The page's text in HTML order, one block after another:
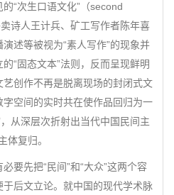
“次生口语文化”（second
诗人王计兵、矿工写作者陈年喜
述等被视为“素人写作”的现象并
“固态文本”法则，反而呈现鲜明
创作不再是脱离现场的封闭式文
空间的实时共在使作品回归为一
从深层次折射出当代中国民间主
体复归。
先把“民间”和“大众”这两个容
后文立论。就中国的现代学术脉